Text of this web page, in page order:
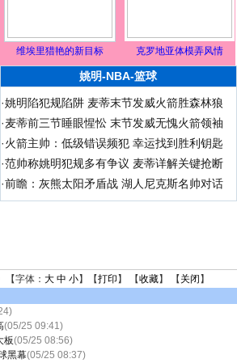
维埃里猎艳的新目标 克罗地亚体模弄风情
姚明-NBA-篮球
·姚明陷犯规陷阱 麦蒂末节发威火箭胜森林狼
·麦蒂前三节睡眼惺忪 末节发威无愧火箭领袖
·火箭主帅：低级错误频犯 幸运找到胜利钥匙
·范帅称姚明犯规多有争议 麦蒂详解关键抢断
·前瞻：灰熊太阳矛盾战 湖人尼克斯名帅对话
【字体： 大 中 小】【打印 】 【收藏】 【 关闭 】
(05/25 09:41)
板(05/25 08:56)
黑幕(05/25 08:37)